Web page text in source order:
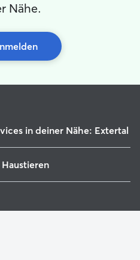
Nähe.
in deiner Nähe: Extertal